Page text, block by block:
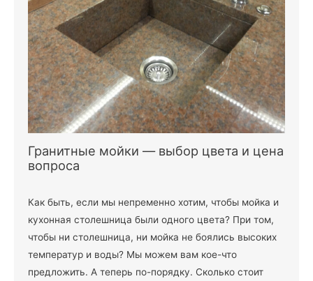
Гранитные мойки — выбор цвета и цена
вопроса
Как быть, если мы непременно хотим, чтобы мойка и
кухонная столешница были одного цвета? При том,
чтобы ни столешница, ни мойка не боялись высоких
температур и воды? Мы можем вам кое-что
предложить. А теперь по-порядку. Сколько стоит